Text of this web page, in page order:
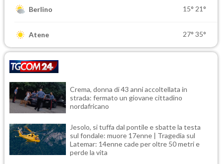
Berlino 15° 21°
Atene 27° 35°
Crema, donna di 43 anni accoltellata in
strada: fermato un giovane cittadino
nordafricano
Jesolo, si tuffa dal pontile e sbatte la testa
sul fondale: muore 17enne | Tragedia sul
Latemar: 14enne cade per oltre 50 metri e
perde la vita